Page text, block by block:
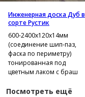
Инженерная доска Дуб в
сорте Рустик
600-2400х120х14мм
(соединение шип-паз,
фаска по периметру)
тонированная под
цветным лаком с браш
Посмотреть ещё